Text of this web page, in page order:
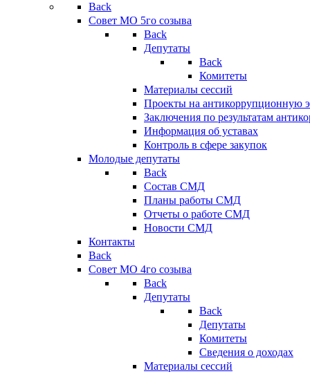
Back
Совет МО 5го созыва
Back
Депутаты
Back
Комитеты
Материалы сессий
Проекты на антикоррупционную
Заключения по результатам
Информация об уставах
Контроль в сфере закупок
Молодые депутаты
Back
Состав СМД
Планы работы СМД
Отчеты о работе СМД
Новости СМД
Контакты
Back
Совет МО 4го созыва
Back
Депутаты
Back
Депутаты
Комитеты
Сведения о доходах
Материалы сессий